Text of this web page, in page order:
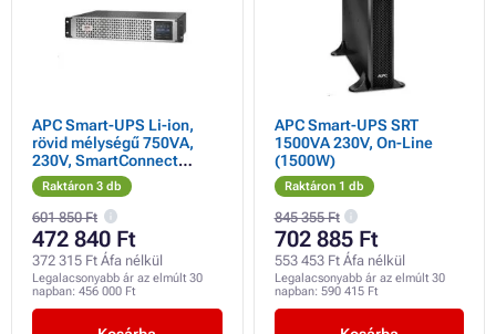
APC Smart-UPS Li-ion,
rövid mélységű 750VA,
230V, SmartConnect
(600W), 2U, 31,8 cm
mélyen
Raktáron 3 db
601 850 Ft
472 840 Ft
372 315 Ft Áfa nélkül
Legalacsonyabb ár az elmúlt 30
napban: 456 000 Ft
APC Smart-UPS SRT
1500VA 230V, On-Line
(1500W)
Raktáron 1 db
845 355 Ft
702 885 Ft
553 453 Ft Áfa nélkül
Legalacsonyabb ár az elmúlt 30
napban: 590 415 Ft